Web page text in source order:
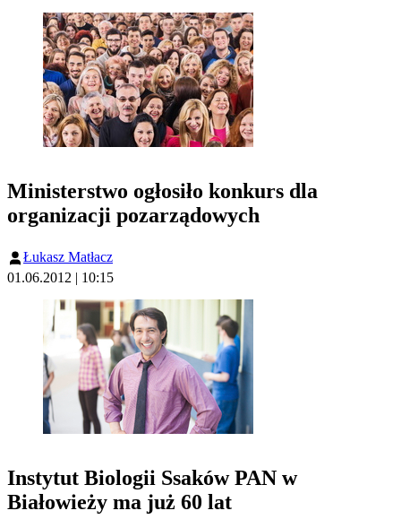
Ministerstwo ogłosiło konkurs dla
organizacji pozarządowych
Łukasz Matłacz
01.06.2012 | 10:15
Instytut Biologii Ssaków PAN w
Białowieży ma już 60 lat